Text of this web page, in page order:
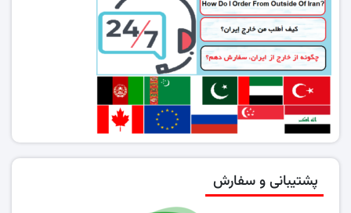
پشتیبانی و سفارش